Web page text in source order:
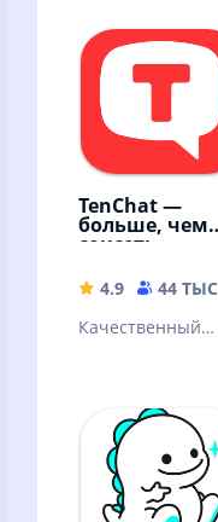
TenChat —
больше, чем
соцсеть
4.9 44 ТЫС
Качественный
знакомства с
профи